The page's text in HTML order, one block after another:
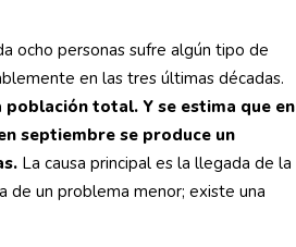
ocho personas sufre algún tipo de
en las tres últimas décadas.
población total. Y se estima que en
septiembre se produce un
La causa principal es la llegada de la
de un problema menor; existe una